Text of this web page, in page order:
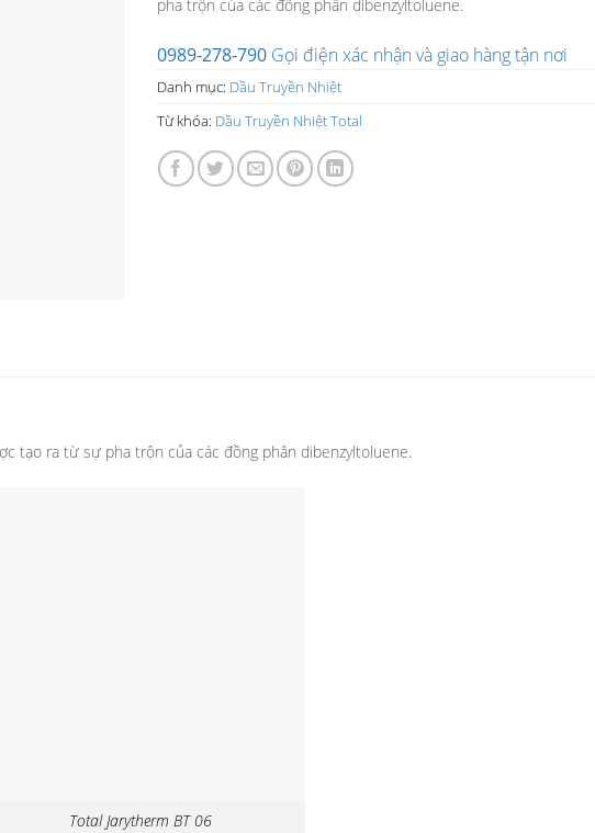
pha trộn của các đồng phân dibenzyltoluene.
0989-278-790 Gọi điện xác nhận và giao hàng tận nơi
Danh mục: Dầu Truyền Nhiệt
Từ khóa: Dầu Truyền Nhiệt Total
tạo ra từ sự pha trộn của các đồng phân dibenzyltoluene.
Total Jarytherm BT 06